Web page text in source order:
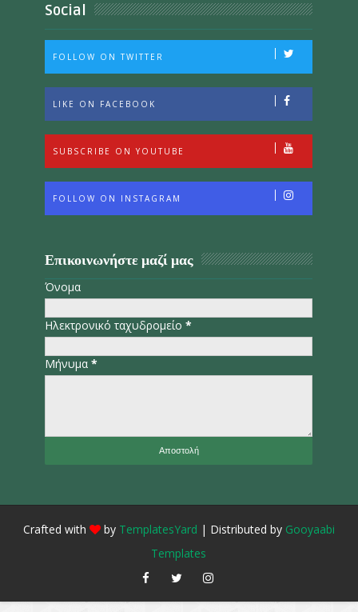
Social
FOLLOW ON TWITTER
LIKE ON FACEBOOK
SUBSCRIBE ON YOUTUBE
FOLLOW ON INSTAGRAM
Επικοινωνήστε μαζί μας
Όνομα
Ηλεκτρονικό ταχυδρομείο*
Μήνυμα*
Crafted with by TemplatesYard | Distributed by Gooyaabi
Templates